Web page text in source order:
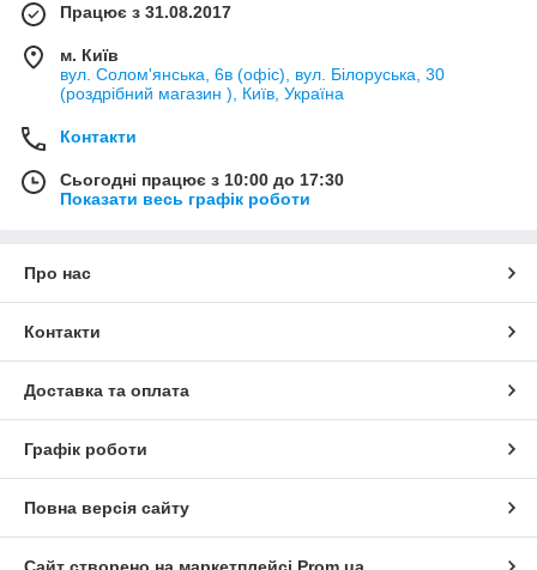
Працює з 31.08.2017
м. Київ
вул. Солом'янська, 6в (офіс), вул. Білоруська, 30
(роздрібний магазин ), Київ, Україна
Контакти
Сьогодні працює з 10:00 до 17:30
Показати весь графік роботи
Про нас
Контакти
Доставка та оплата
Графік роботи
Повна версія сайту